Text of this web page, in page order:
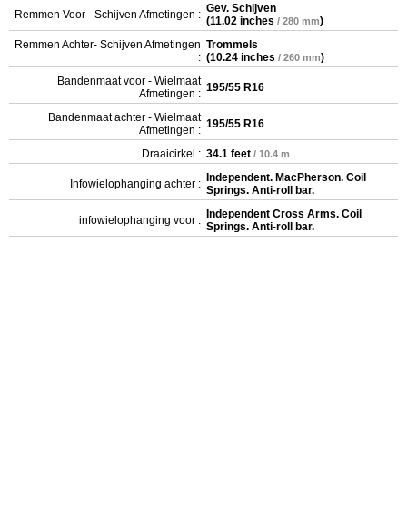
Remmen Voor - Schijven Afmetingen : Gev. Schijven
(11.02 inches / 280 mm)
Remmen Achter- Schijven Afmetingen
:
Trommels
(10.24 inches / 260 mm)
Bandenmaat voor - Wielmaat
Afmetingen : 195/55 R16
Bandenmaat achter - Wielmaat
Afmetingen : 195/55 R16
Draaicirkel : 34.1 feet / 10.4 m
Infowielophanging achter : Independent. MacPherson. Coil
Springs. Anti-roll bar.
infowielophanging voor : Independent Cross Arms. Coil
Springs. Anti-roll bar.